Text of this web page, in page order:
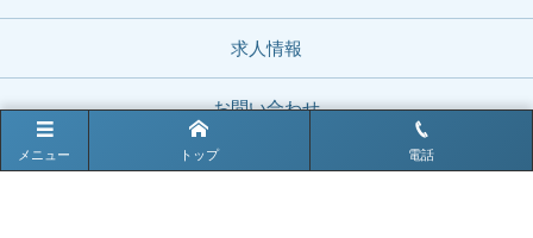
メニュー トップ 電話
求人情報
お問い合わせ